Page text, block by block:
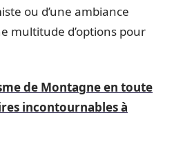
ou d’une ambiance
multitude d’options pour
de Montagne en toute
incontournables à